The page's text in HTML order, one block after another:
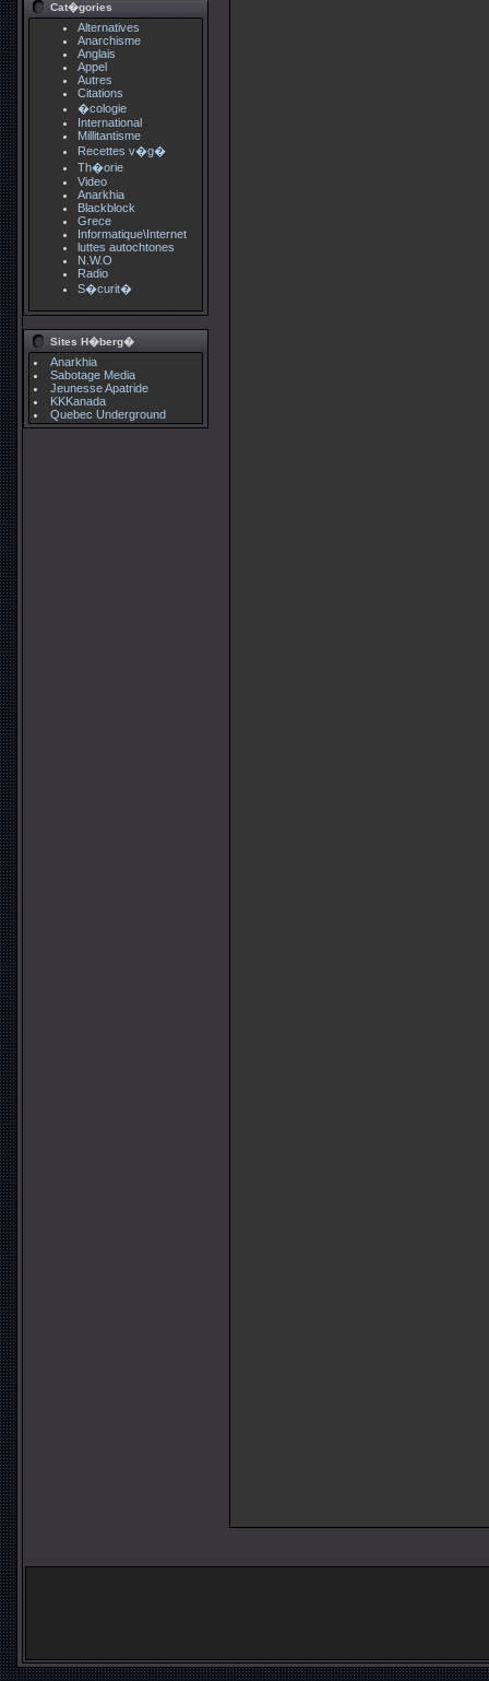
Cat�gories
Alternatives
Anarchisme
Anglais
Appel
Autres
Citations
�cologie
International
Millitantisme
Recettes v�g�
Th�orie
Video
Anarkhia
Blackblock
Grece
Informatique\Internet
luttes autochtones
N.W.O
Radio
S�curit�
Sites H�berg�
Anarkhia
Sabotage Media
Jeunesse Apatride
KKKanada
Quebec Underground